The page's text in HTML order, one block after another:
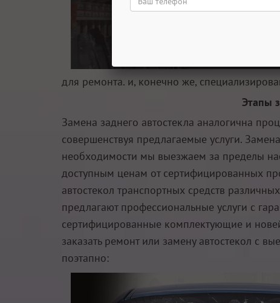
для ремонта. и, конечно же,
Этапы
Замена заднего автостекла аналогична
совершенствуя предлагаемые услуги.
необходимости мы выезжаем за пределы
доступным ценам от сертифицированных
автостекол транспортных средств
предлагают профессиональные услуги с
сертифицированные комплектующие и
заказать ремонт или замену автостекол с
поэтапно: